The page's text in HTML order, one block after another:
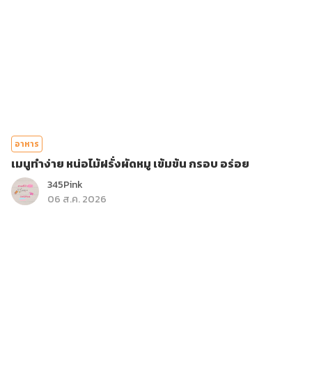
อาหาร
เมนูทำง่าย หน่อไม้ฝรั่งผัดหมู เข้มข้น กรอบ อร่อย
345Pink
06 ส.ค. 2026